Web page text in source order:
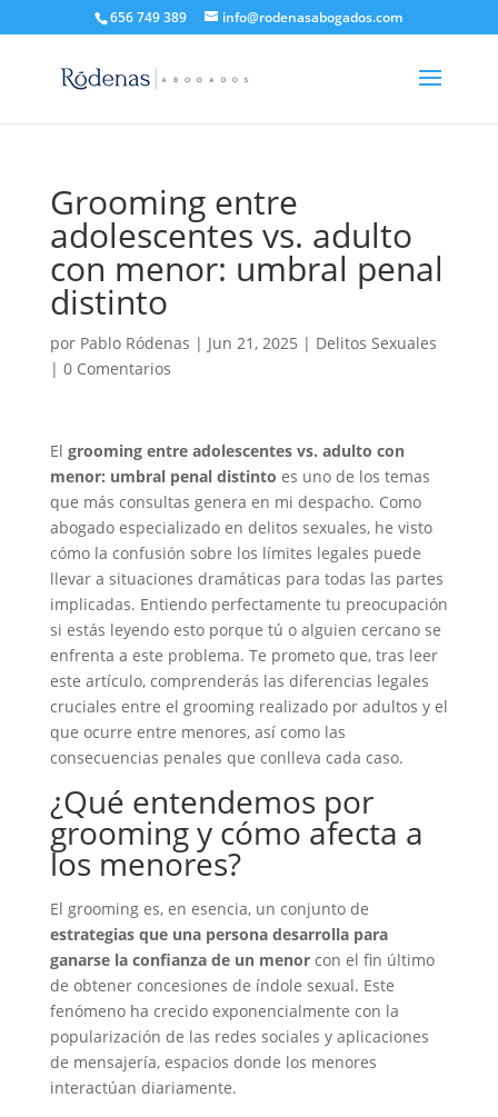
656 749 389 info@rodenasabogados.com
Grooming entre
adolescentes vs. adulto
con menor: umbral penal
distinto
por Pablo Ródenas | Jun 21, 2025 | Delitos Sexuales
| 0 Comentarios
El grooming entre adolescentes vs. adulto con
menor: umbral penal distinto es uno de los temas
que más consultas genera en mi despacho. Como
abogado especializado en delitos sexuales, he visto
cómo la confusión sobre los límites legales puede
llevar a situaciones dramáticas para todas las partes
implicadas. Entiendo perfectamente tu preocupación
si estás leyendo esto porque tú o alguien cercano se
enfrenta a este problema. Te prometo que, tras leer
este artículo, comprenderás las diferencias legales
cruciales entre el grooming realizado por adultos y el
que ocurre entre menores, así como las
consecuencias penales que conlleva cada caso.
¿Qué entendemos por
grooming y cómo afecta a
los menores?
El grooming es, en esencia, un conjunto de
estrategias que una persona desarrolla para
ganarse la confianza de un menorcon el fin último
de obtener concesiones de índole sexual. Este
fenómeno ha crecido exponencialmente con la
popularización de las redes sociales y aplicaciones
de mensajería, espacios donde los menores
interactúan diariamente.